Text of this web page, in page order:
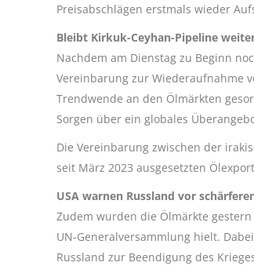
Preisabschlägen erstmals wieder
Bleibt Kirkuk-Ceyhan-Pipeline
Nachdem am Dienstag zu Beginn
Vereinbarung zur Wiederaufnahme
Trendwende an den Ölmärkten
Sorgen über ein globales
Die Vereinbarung zwischen der
seit März 2023 ausgesetzten
USA warnen Russland vor
Zudem wurden die Ölmärkte
UN-Generalversammlung hielt.
Russland zur Beendigung des